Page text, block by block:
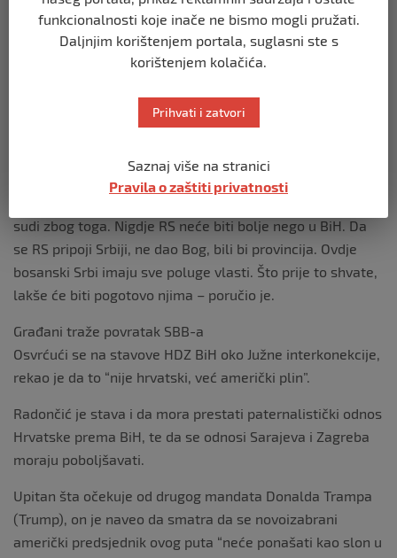
Čovićem.
Radončić je rekao da s političkim liderom bosanskih Srba
sudi zbog toga. Nigdje RS neće biti bolje nego u BiH. Da
se RS pripoji Srbiji, ne dao Bog, bili bi provincija. Ovdje
bosanski Srbi imaju sve poluge vlasti. Što prije to shvate,
lakše će biti pogotovo njima – poručio je.
Građani traže povratak SBB-a
Osvrćući se na stavove HDZ BiH oko Južne interkonekcije,
rekao je da to “nije hrvatski, već američki plin”.
Radončić je stava i da mora prestati paternalistički odnos
Hrvatske prema BiH, te da se odnosi Sarajeva i Zagreba
moraju poboljšavati.
Upitan šta očekuje od drugog mandata Donalda Trampa
(Trump), on je naveo da smatra da se novoizabrani
američki predsjednik ovog puta “neće ponašati kao slon u
funkcionalnosti koje inače ne bismo mogli pružati.
Daljnjim korištenjem portala, suglasni ste s
korištenjem kolačića.
Prihvati i zatvori
Saznaj više na stranici
Pravila o zaštiti privatnosti